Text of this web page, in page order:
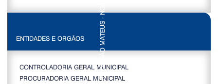
ENTIDADES E ORGÃOS
CONTROLADORIA GERAL MUNICIPAL
PROCURADORIA GERAL MUNICIPAL